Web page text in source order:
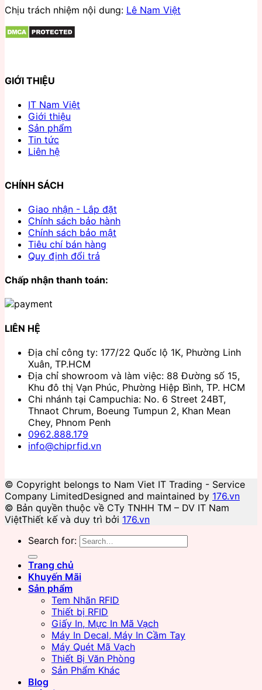
Chịu trách nhiệm nội dung: Lê Nam Việt
GIỚI THIỆU
IT Nam Việt
Giới thiệu
Sản phẩm
Tin tức
Liên hệ
CHÍNH SÁCH
Giao nhận - Lắp đặt
Chính sách bảo hành
Chính sách bảo mật
Tiêu chí bán hàng
Quy định đổi trả
Chấp nhận thanh toán:
LIÊN HỆ
Địa chỉ công ty: 177/22 Quốc lộ 1K, Phường Linh
Xuân, TP.HCM
Địa chỉ showroom và làm việc: 88 Đường số 15,
Khu đô thị Vạn Phúc, Phường Hiệp Bình, TP. HCM
Chi nhánh tại Campuchia: No. 6 Street 24BT,
Thnaot Chrum, Boeung Tumpun 2, Khan Mean
Chey, Phnom Penh
0962.888.179
info@chiprfid.vn
© Copyright belongs to Nam Viet IT Trading - Service
Company LimitedDesigned and maintained by 176.vn
© Bản quyền thuộc về CTy TNHH TM – DV IT Nam
ViệtThiết kế và duy trì bởi 176.vn
Search for:
Trang chủ
Khuyến Mãi
Sản phẩm
Tem Nhãn RFID
Thiết bị RFID
Giấy In, Mực In Mã Vạch
Máy In Decal, Máy In Cầm Tay
Máy Quét Mã Vạch
Thiết Bị Văn Phòng
Sản Phẩm Khác
Blog